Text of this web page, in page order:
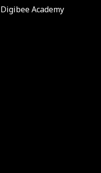
Digibee Academy